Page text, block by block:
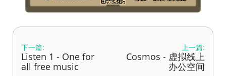
下一篇:
Listen 1 - One for
all free music
上一篇:
Cosmos - 虚拟线上
办公空间